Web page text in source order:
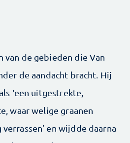
van de gebieden die Van
de aandacht bracht. Hij
‘een uitgestrekte,
waar welige graanen
en wijdde daarna